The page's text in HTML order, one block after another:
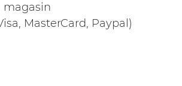
MasterCard, Paypal)